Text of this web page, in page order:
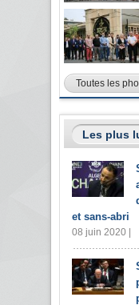
Toutes les
Les plus
et sans-abri
08 juin 2020 |